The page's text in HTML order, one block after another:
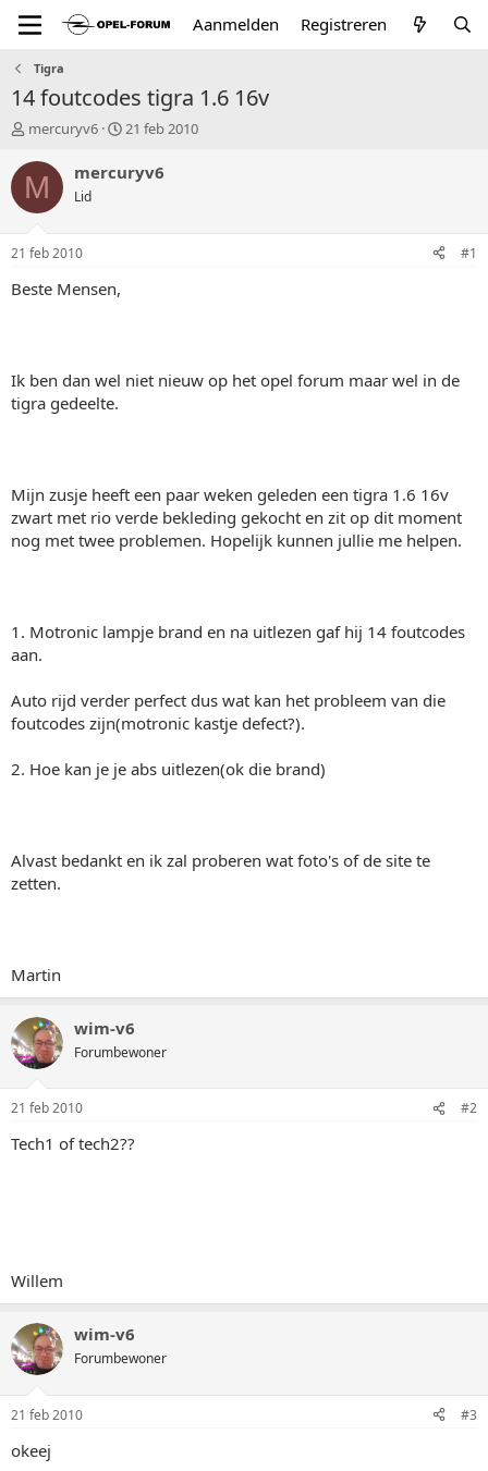
Aanmelden Registreren
Tigra
14 foutcodes tigra 1.6 16v
T
p
i
t
a
r
mercuryv6
S
a
21 feb 2010
M mercuryv6
Lid
21 feb 2010 #1
Beste Mensen,
Ik ben dan wel niet nieuw op het opel forum maar wel in de
tigra gedeelte.
Mijn zusje heeft een paar weken geleden een tigra 1.6 16v
zwart met rio verde bekleding gekocht en zit op dit moment
nog met twee problemen. Hopelijk kunnen jullie me helpen.
1. Motronic lampje brand en na uitlezen gaf hij 14 foutcodes
aan.
Auto rijd verder perfect dus wat kan het probleem van die
foutcodes zijn(motronic kastje defect?).
2. Hoe kan je je abs uitlezen(ok die brand)
Alvast bedankt en ik zal proberen wat foto's of de site te
zetten.
Martin
wim-v6
Forumbewoner
21 feb 2010 #2
Tech1 of tech2??
Willem
wim-v6
Forumbewoner
21 feb 2010 #3
okeej